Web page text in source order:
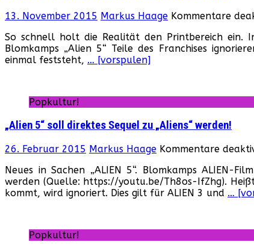
13. November 2015 Markus Haage Kommentare
So schnell holt die Realität den Printbereich ein.
Blomkamps „Alien 5“ Teile des Franchises
einmal feststeht, … [vorspulen]
Popkultur!
„Alien 5“ soll direktes Sequel zu „Aliens“ werden!
26. Februar 2015 Markus Haage Kommentare
Neues in Sachen „ALIEN 5“. Blomkamps ALIEN-
werden (Quelle: https://youtu.be/Th8os-IfZhg).
kommt, wird ignoriert. Dies gilt für ALIEN 3 und …
Popkultur!